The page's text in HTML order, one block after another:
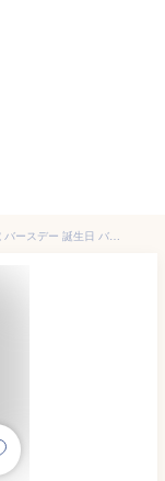
バルーン ギフト 結婚式 電報 開店祝い 母の日 祝電 バースデー 誕生日 バルーン電報 名入れ 結婚祝い 誕生日プレゼント おしゃれ 花 お祝い プレゼント 開業祝い 結婚記念日 記念日 周年祝い 卒業 卒業式 メッセージ gift regalo